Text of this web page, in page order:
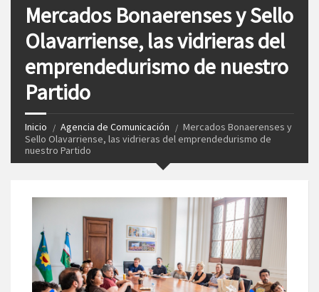
Mercados Bonaerenses y Sello
Olavarriense, las vidrieras del
emprendedurismo de nuestro
Partido
Inicio Agencia de Comunicación
Mercados Bonaerenses y
Sello Olavarriense, las vidrieras del emprendedurismo de
nuestro Partido